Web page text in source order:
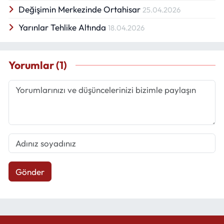
Değişimin Merkezinde Ortahisar 25.04.2026
Yarınlar Tehlike Altında 18.04.2026
Yorumlar (1)
Gönder